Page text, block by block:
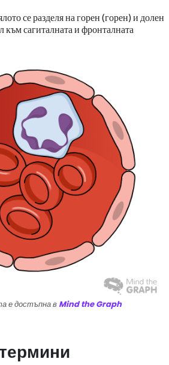
се разделя на горен (горен) и долен
към сагиталната и фронталната
е достъпна в Mind the Graph